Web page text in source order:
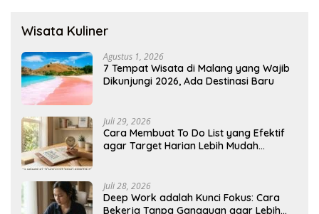
Wisata Kuliner
Agustus 1, 2026
7 Tempat Wisata di Malang yang Wajib
Dikunjungi 2026, Ada Destinasi Baru
Juli 29, 2026
Cara Membuat To Do List yang Efektif
agar Target Harian Lebih Mudah
Juli 28, 2026
Deep Work adalah Kunci Fokus: Cara
Bekerja Tanpa Gangguan agar Lebih